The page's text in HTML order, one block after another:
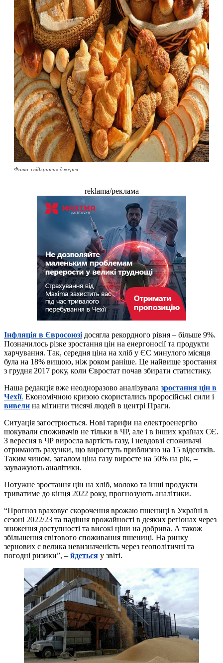
Фото з відкритих джерел
reklama/реклама
Інфляція в Євросоюзі досягла рекордного рівня – більше 9%.
Позначилось різке зростання цін на енергоносії та продукти
харчування. Так, середня ціна на хліб у ЄС минулого місяця
була на 18% вищою, ніж роком раніше. Це найвище зростання
з грудня 2017 року, коли Євростат почав збирати статистику.
Наша редакція вже неодноразово аналізувала зростання цін в
Чехії. Економічною кризою скористались проросійські сили і
вивели на мітинги тисячі людей в центрі Праги.
Ситуація загострюється. Нові тарифи на електроенергію
шокували споживачів не тільки в ЧР, але і в інших країнах СЄ.
З вересня в ЧР виросла вартість газу, і невдовзі споживачі
отримають рахунки, що виростуть приблизно на 15 відсотків.
Таким чином, загалом ціна газу виросте на 50% на рік, –
зауважують аналітики.
Потужне зростання цін на хліб, молоко та інші продукти
триватиме до кінця 2022 року, прогнозують аналітики.
“Прогноз враховує скорочення врожаю пшениці в Україні в
сезоні 2022/23 та падіння врожайності в деяких регіонах через
зниження доступності та високі ціни на добрива. А також
збільшення світового споживання пшениці. На ринку
зернових є велика невизначеність через геополітичні та
погодні ризики”, – йдеться у звіті.